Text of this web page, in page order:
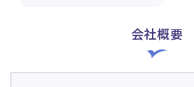
会社概要